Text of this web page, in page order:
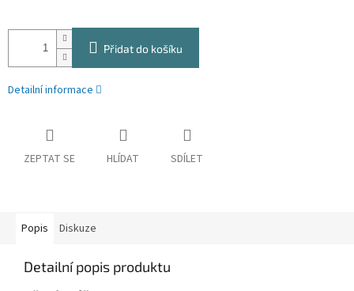
Přidat do košíku
Detailní informace
ZEPTAT SE HLÍDAT SDÍLET
Popis Diskuze
Detailní popis produktu